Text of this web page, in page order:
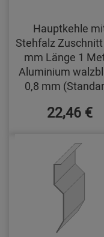
Hauptkehle
Stehfalz
mm Länge 1
Aluminium
0,8 mm
22,46 €